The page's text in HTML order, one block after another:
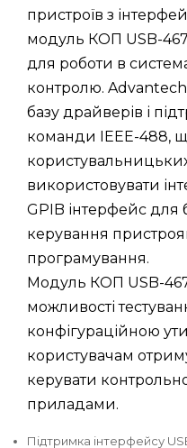
пристроїв з
модуль КОП USB-
для роботи в
контролю.
базу драйверів і
команди IEEE-488,
використовувати
GPIB інтерфейс для
керування
програмування.
Модуль КОП USB-
можливості
конфігураційною
користувачам
керувати
приладами.
Підтримка інтерфейсу